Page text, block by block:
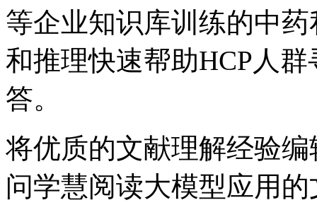
等企业知识库训练的中药私
和推理快速帮助HCP人群
答。
将优质的文献理解经验编
问学慧阅读大模型应用的